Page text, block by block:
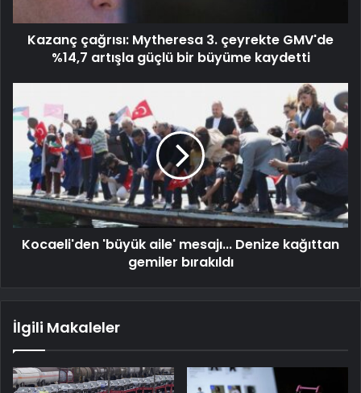
Kazanç çağrısı: Mytheresa 3. çeyrekte GMV'de
%14,7 artışla güçlü bir büyüme kaydetti
Kocaeli'den 'büyük aile' mesajı... Denize kağıttan
gemiler bırakıldı
İlgili Makaleler